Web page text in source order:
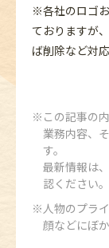
※各社のロゴ
ておりますが
ば削除など対
この記事の
業務内容、
す。
最新情報は
認ください。
人物のプラ
顔などにぼ